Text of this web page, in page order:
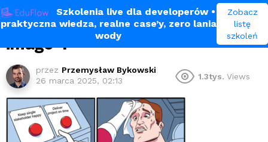
Szkolenia live dla developerów•
praktyczna wiedza, realne case’y, zero lania
wody
Zobacz
listę
szkoleń
image-1
przez Przemysław Bykowski
26 marca 2025, 02:13
1.3tys. Views